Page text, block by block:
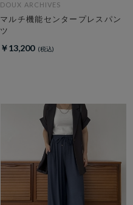
DOUX ARCHIVES
マルチ機能センタープレスパン
ツ
￥13,200